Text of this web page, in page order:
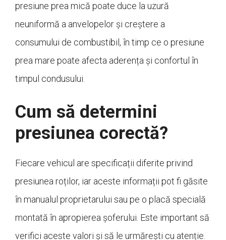
presiune prea mică poate duce la uzură
neuniformă a anvelopelor și creștere a
consumului de combustibil, în timp ce o presiune
prea mare poate afecta aderența și confortul în
timpul condusului.
Cum să determini
presiunea corectă?
Fiecare vehicul are specificații diferite privind
presiunea roților, iar aceste informații pot fi găsite
în manualul proprietarului sau pe o placă specială
montată în apropierea șoferului. Este important să
verifici aceste valori și să le urmărești cu atenție.